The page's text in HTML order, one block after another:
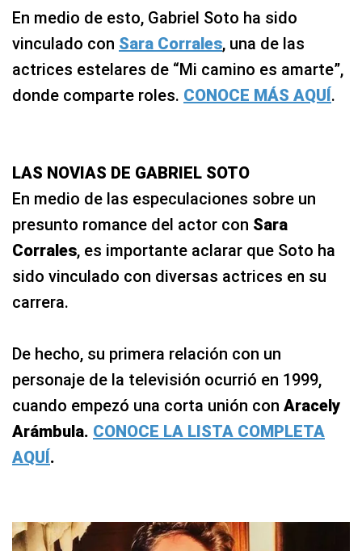
En medio de esto, Gabriel Soto ha sido
vinculado con Sara Corrales, una de las
actrices estelares de “Mi camino es amarte”,
donde comparte roles. CONOCE MÁS AQUÍ.
LAS NOVIAS DE GABRIEL SOTO
En medio de las especulaciones sobre un
presunto romance del actor con Sara
Corrales, es importante aclarar que Soto ha
sido vinculado con diversas actrices en su
carrera.
De hecho, su primera relación con un
personaje de la televisión ocurrió en 1999,
cuando empezó una corta unión con Aracely
Arámbula. CONOCE LA LISTA COMPLETA
AQUÍ.